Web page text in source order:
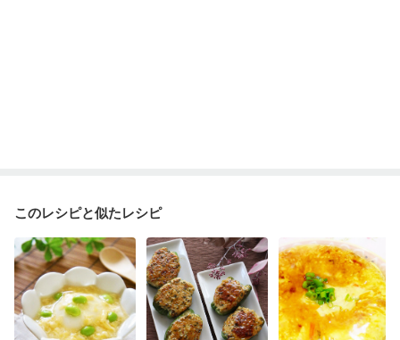
このレシピと似たレシピ